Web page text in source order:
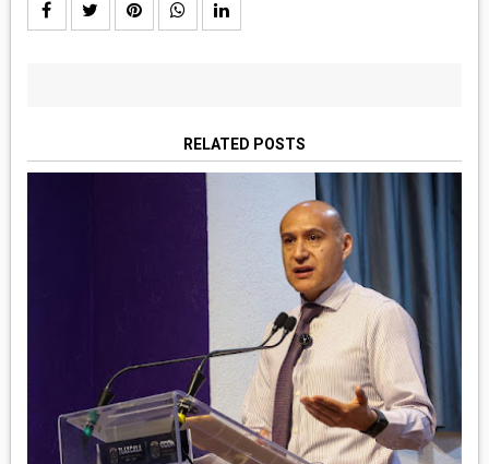
RELATED POSTS